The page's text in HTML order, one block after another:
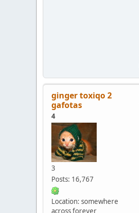
ginger toxiqo 2
gafotas
4
3
Posts: 16,767
Location: somewhere
across forever